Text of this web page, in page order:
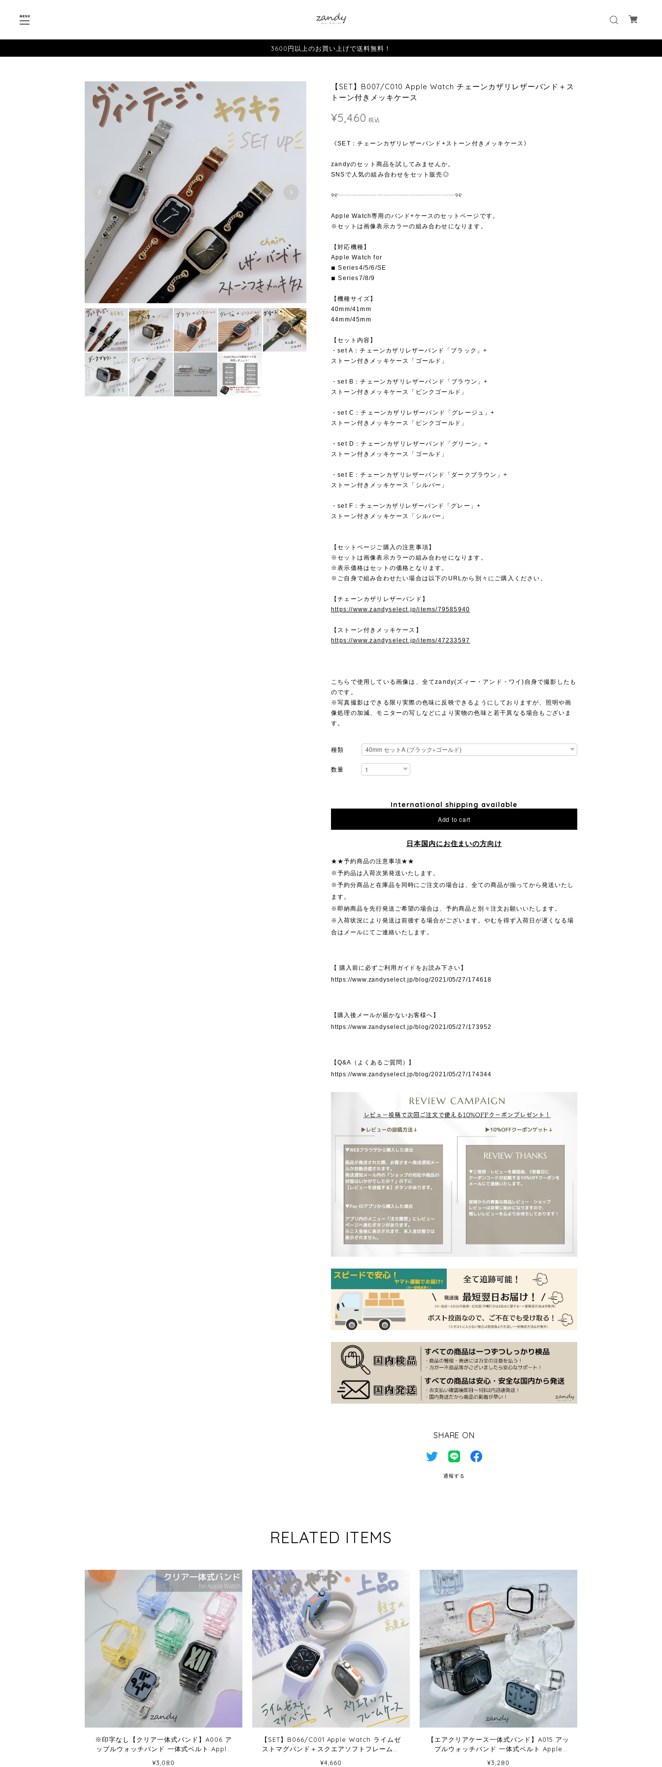
3600円以上のお買い上げで送料無料！
【SET】B007/C010 Apple Watch チェーンカザリレザーバンド＋ス
トーン付きメッキケース
¥5,460 税込
《SET：チェーンカザリレザーバンド+ストーン付きメッキケース》
zandyのセット商品を試してみませんか。
SNSで人気の組み合わせをセット販売◎
୨୧┈┈┈┈┈┈┈┈┈┈┈┈┈┈┈┈┈┈୨୧
Apple Watch専用のバンド+ケースのセットページです。
※セットは画像表示カラーの組み合わせになります。
【対応機種】
Apple Watch for
◾︎ Series4/5/6/SE
◾︎ Series7/8/9
【機種サイズ】
40mm/41mm
44mm/45mm
【セット内容】
・set A：チェーンカザリレザーバンド「ブラック」+
ストーン付きメッキケース「ゴールド」
・set B：チェーンカザリレザーバンド「ブラウン」+
ストーン付きメッキケース「ピンクゴールド」
・set C：チェーンカザリレザーバンド「グレージュ」+
ストーン付きメッキケース「ピンクゴールド」
・set D：チェーンカザリレザーバンド「グリーン」+
ストーン付きメッキケース「ゴールド」
・set E：チェーンカザリレザーバンド「ダークブラウン」+
ストーン付きメッキケース「シルバー」
・set F：チェーンカザリレザーバンド「グレー」+
ストーン付きメッキケース「シルバー」
【セットページご購入の注意事項】
※セットは画像表示カラーの組み合わせになります。
※表示価格はセットの価格となります。
※ご自身で組み合わせたい場合は以下のURLから別々にご購入ください。
【チェーンカザリレザーバンド】
https://www.zandyselect.jp/items/79585940
【ストーン付きメッキケース】
https://www.zandyselect.jp/items/47233597
こちらで使用している画像は、全てzandy(ズィー・アンド・ワイ)自身で撮影したも
のです。
※写真撮影はできる限り実際の色味に反映できるようにしておりますが、照明や画
像処理の加減、モニターの写しなどにより実物の色味と若干異なる場合もございま
す。
種類
数量
International shipping available
Add to cart
日本国内にお住まいの方向け
★★予約商品の注意事項★★
※予約品は入荷次第発送いたします。
※予約分商品と在庫品を同時にご注文の場合は、全ての商品が揃ってから発送いたし
ます。
※即納商品を先行発送ご希望の場合は、予約商品と別々注文お願いいたします。
※入荷状況により発送は前後する場合がございます。やむを得ず入荷日が遅くなる場
合はメールにてご連絡いたします。
【 購入前に必ずご利用ガイドをお読み下さい】
https://www.zandyselect.jp/blog/2021/05/27/174618
【購入後メールが届かないお客様へ】
https://www.zandyselect.jp/blog/2021/05/27/173952
【Q&A（よくあるご質問）】
https://www.zandyselect.jp/blog/2021/05/27/174344
SHARE ON
通報する
RELATED ITEMS
※印字なし【クリア一体式バンド】A006 ア
ップルウォッチバンド 一体式ベルト Apple
¥3,080
【SET】B066/C001 Apple Watch ライムゼ
ストマグバンド＋スクエアソフトフレームケ
¥4,660
【エアクリアケース一体式バンド】A015 アッ
プルウォッチバンド 一体式ベルト Apple
¥3,280